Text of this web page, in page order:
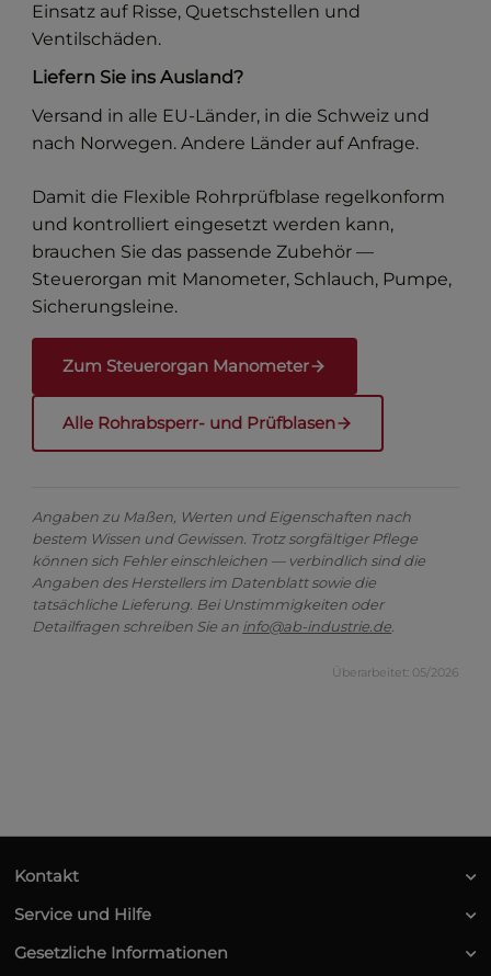
Einsatz auf Risse, Quetschstellen und
Ventilschäden.
Liefern Sie ins Ausland?
Versand in alle EU-Länder, in die Schweiz und
nach Norwegen. Andere Länder auf Anfrage.
Damit die Flexible Rohrprüfblase regelkonform
und kontrolliert eingesetzt werden kann,
brauchen Sie das passende Zubehör —
Steuerorgan mit Manometer, Schlauch, Pumpe,
Sicherungsleine.
Zum Steuerorgan Manometer
Alle Rohrabsperr- und Prüfblasen
Angaben zu Maßen, Werten und Eigenschaften nach
bestem Wissen und Gewissen. Trotz sorgfältiger Pflege
können sich Fehler einschleichen — verbindlich sind die
Angaben des Herstellers im Datenblatt sowie die
tatsächliche Lieferung. Bei Unstimmigkeiten oder
Detailfragen schreiben Sie an info@ab-industrie.de.
Überarbeitet: 05/2026
Kontakt
Service und Hilfe
Gesetzliche Informationen